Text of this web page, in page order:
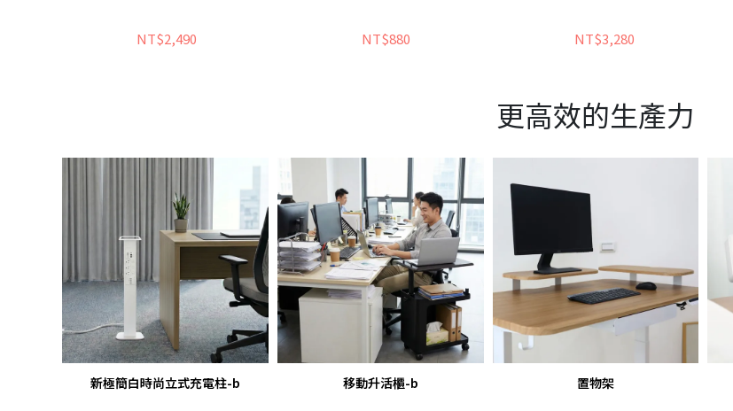
NT$2,490 NT$880 NT$3,280
更高效的生產力
新極簡白時尚立式充電柱-b 移動升活櫃-b 置物架